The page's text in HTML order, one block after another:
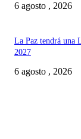
6 agosto , 2026
La Paz tendrá una
2027
6 agosto , 2026